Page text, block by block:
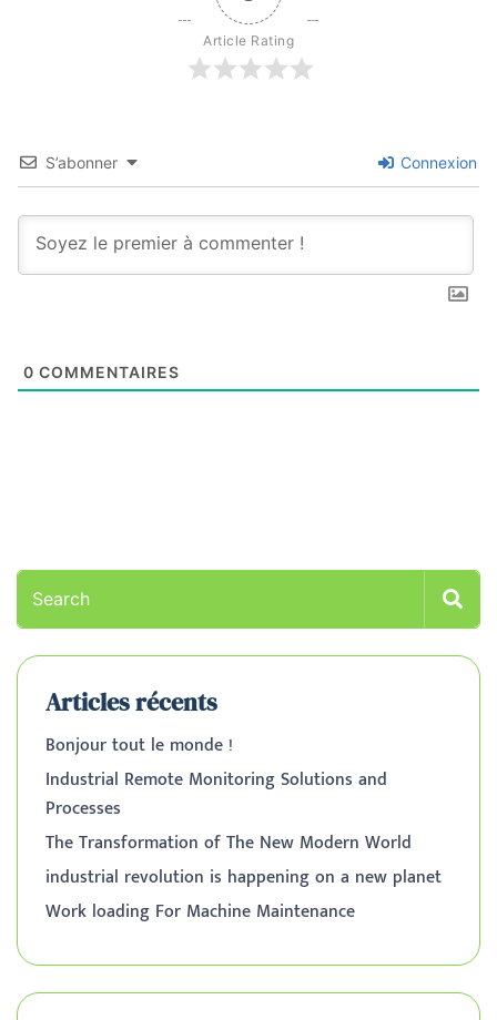
Article Rating
S’abonner Connexion
0 COMMENTAIRES
Articles récents
Bonjour tout le monde !
Industrial Remote Monitoring Solutions and
Processes
The Transformation of The New Modern World
industrial revolution is happening on a new planet
Work loading For Machine Maintenance